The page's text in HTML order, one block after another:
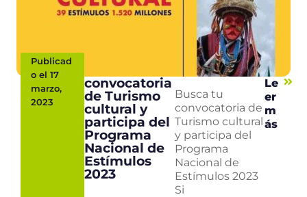
Publicad
o el 17
marzo,
2023
convocatoria
de Turismo
cultural y
participa del
Programa
Nacional de
Estímulos
2023
Busca tu
convocatoria de
Turismo cultural
y participa del
Programa
Nacional de
Estímulos 2023
Si
Le
er
m
ás